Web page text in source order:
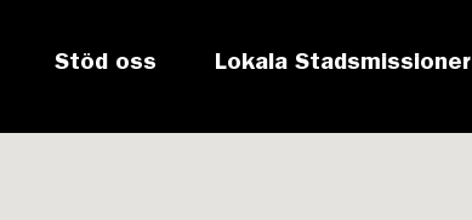
Stöd oss Lokala Stadsmissioner